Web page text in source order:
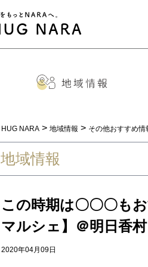
HUG NARA > 地域情報 > その他おすすめ情
地域情報
この時期は〇〇〇も
マルシェ】＠明日香村
2020年04月09日